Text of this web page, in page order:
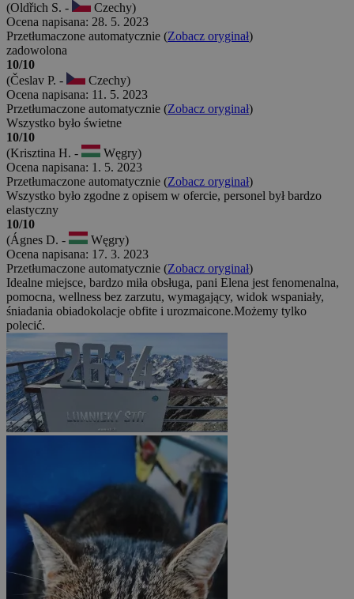
(Oldřich S. -
Czechy)
Ocena napisana: 28. 5. 2023
Przetłumaczone automatycznie (Zobacz oryginał)
zadowolona
10/10
(Česlav P. -
Czechy)
Ocena napisana: 11. 5. 2023
Przetłumaczone automatycznie (Zobacz oryginał)
Wszystko było świetne
10/10
(Krisztina H. -
Węgry)
Ocena napisana: 1. 5. 2023
Przetłumaczone automatycznie (Zobacz oryginał)
Wszystko było zgodne z opisem w ofercie, personel był bardzo
elastyczny
10/10
(Ágnes D. -
Węgry)
Ocena napisana: 17. 3. 2023
Przetłumaczone automatycznie (Zobacz oryginał)
Idealne miejsce, bardzo miła obsługa, pani Elena jest fenomenalna,
pomocna, wellness bez zarzutu, wymagający, widok wspaniały,
śniadania obiadokolacje obfite i urozmaicone.Możemy tylko
polecić.